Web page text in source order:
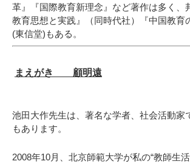
革』『国際教育新理念』など著作は多く
教育思想と実践』（同時代社）『中国教育
(東信堂)もある。
まえがき 顧明遠
池田大作先生は、著名な学者、社会活動家
もあります。
2008年10月、北京師範大学が私の“教師生